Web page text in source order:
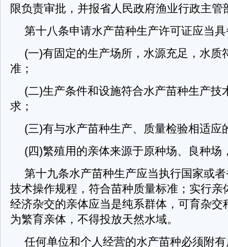
限负责审批，并报省人民政府渔业行政主管
第十八条申请水产苗种生产许可证应当
(一)有固定的生产场所，水源充足，水质
准；
(二)生产条件和设施符合水产苗种生产技
求；
(三)有与水产苗种生产、质量检验相适应
(四)繁殖用的亲体来源于原种场、良种场
第十九条水产苗种生产应当执行国家或
技术操作规程，符合苗种质量标准；实行亲
经济杂交的亲体应当是纯系群体，可育杂交
为繁育亲体，不得投放天然水域。
任何单位和个人经营的水产苗种必须附